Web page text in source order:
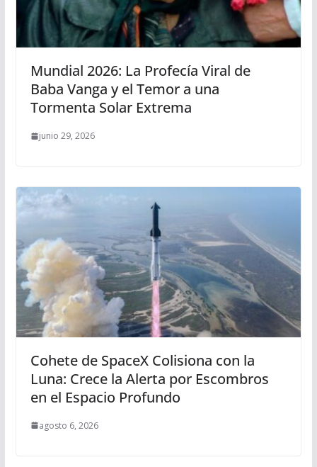
Mundial 2026: La Profecía Viral de
Baba Vanga y el Temor a una
Tormenta Solar Extrema
junio 29, 2026
Cohete de SpaceX Colisiona con la
Luna: Crece la Alerta por Escombros
en el Espacio Profundo
agosto 6, 2026